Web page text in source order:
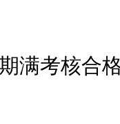
考核合格